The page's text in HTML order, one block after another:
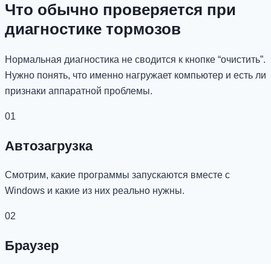
Что обычно проверяется при
диагностике тормозов
Нормальная диагностика не сводится к кнопке “очистить”.
Нужно понять, что именно нагружает компьютер и есть ли
признаки аппаратной проблемы.
01
Автозагрузка
Смотрим, какие программы запускаются вместе с
Windows и какие из них реально нужны.
02
Браузер